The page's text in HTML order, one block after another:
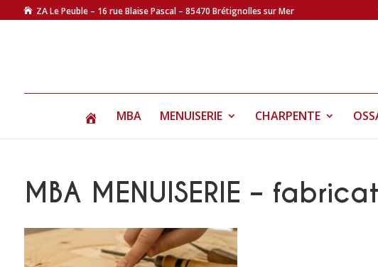
ZA Le Peuble – 16 rue Blaise Pascal – 85470 Brétignolles sur Mer
MBA MENUISERIE CHARPENTE
MBA MENUISERIE –